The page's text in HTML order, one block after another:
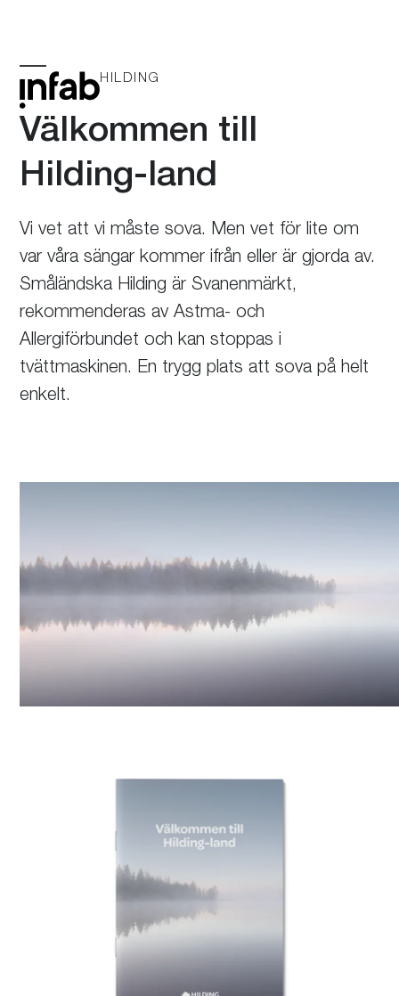
Öppna
mobilmeny
Stäng
mobilmeny
HILDING
Välkommen till
Hilding-land
Vi vet att vi måste sova. Men vet för lite om
var våra sängar kommer ifrån eller är gjorda av.
Småländska Hilding är Svanenmärkt,
rekommenderas av Astma- och
Allergiförbundet och kan stoppas i
tvättmaskinen. En trygg plats att sova på helt
enkelt.